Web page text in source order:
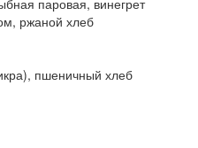
ржаной хлеб
пшеничный хлеб